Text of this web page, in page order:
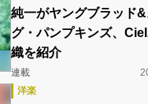
純一がヤングブラッド
グ・パンプキンズ、
織を紹介
連載
洋楽